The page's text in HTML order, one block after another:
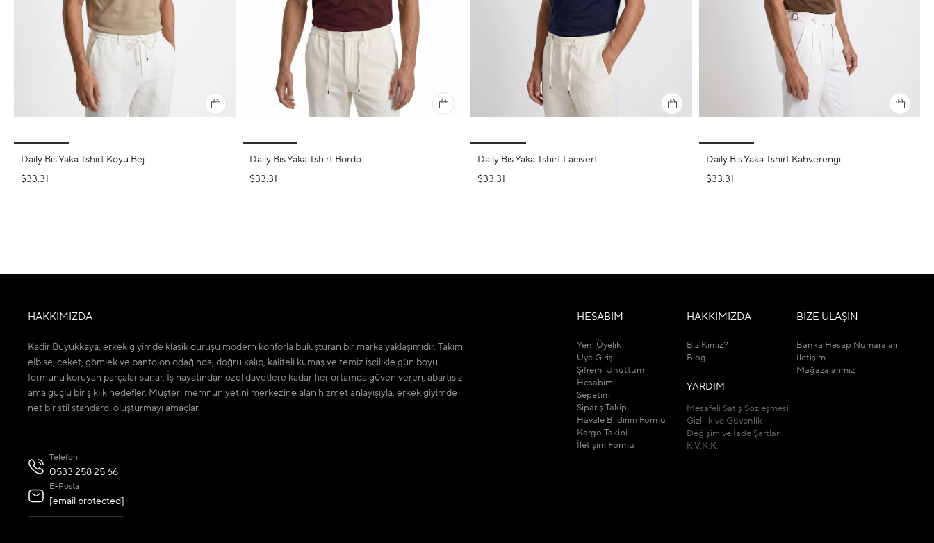
Daily Bis.Yaka Tshirt Koyu Bej
$33.31
Daily Bis.Yaka Tshirt Bordo
$33.31
Daily Bis.Yaka Tshirt Lacivert
$33.31
Daily Bis.Yaka Tshirt Kahverengi
$33.31
HAKKIMIZDA
Kadir Büyükkaya, erkek giyimde klasik duruşu modern konforla buluşturan bir marka yaklaşımıdır. Takım
elbise, ceket, gömlek ve pantolon odağında; doğru kalıp, kaliteli kumaş ve temiz işçilikle gün boyu
formunu koruyan parçalar sunar. İş hayatından özel davetlere kadar her ortamda güven veren, abartısız
ama güçlü bir şıklık hedefler. Müşteri memnuniyetini merkezine alan hizmet anlayışıyla, erkek giyimde
net bir stil standardı oluşturmayı amaçlar.
Telefon
0533 258 25 66
E-Posta
[email protected]
HESABIM
Yeni Üyelik
Üye Girişi
Şifremi Unuttum
Hesabım
Sepetim
Sipariş Takip
Havale Bildirim Formu
Kargo Takibi
İletişim Formu
HAKKIMIZDA
Biz Kimiz?
Blog
YARDIM
Mesafeli Satış Sözleşmesi
Gizlilik ve Güvenlik
Değişim ve İade Şartları
K.V.K.K.
BİZE ULAŞIN
Banka Hesap Numaraları
İletişim
Mağazalarımız